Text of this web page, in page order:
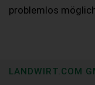
problemlos
LANDWIRT.COM